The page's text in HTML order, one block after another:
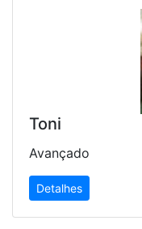
Toni
Avançado
Detalhes